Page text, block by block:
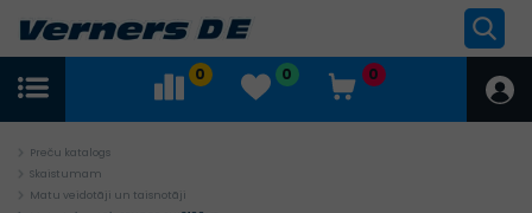
0 0 0
Preču katalogs
Skaistumam
Matu veidotāji un taisnotāji